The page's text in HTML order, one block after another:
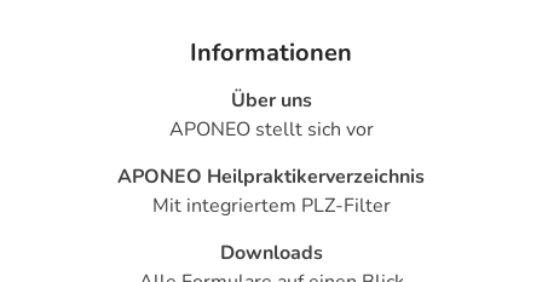
Informationen
Über uns
APONEO stellt sich vor
APONEO Heilpraktikerverzeichnis
Mit integriertem PLZ-Filter
Downloads